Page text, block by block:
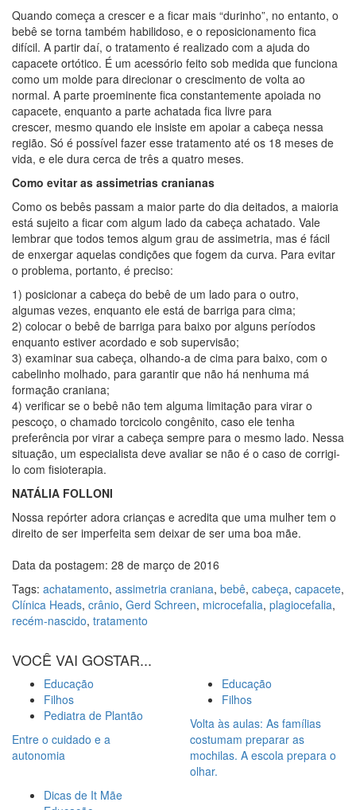
Quando começa a crescer e a ficar mais “durinho”, no entanto, o
bebê se torna também habilidoso, e o reposicionamento fica
difícil. A partir daí, o tratamento é realizado com a ajuda do
capacete ortótico. É um acessório feito sob medida que funciona
como um molde para direcionar o crescimento de volta ao
normal. A parte proeminente fica constantemente apoiada no
capacete, enquanto a parte achatada fica livre para
crescer, mesmo quando ele insiste em apoiar a cabeça nessa
região. Só é possível fazer esse tratamento até os 18 meses de
vida, e ele dura cerca de três a quatro meses.
Como evitar as assimetrias cranianas
Como os bebês passam a maior parte do dia deitados, a maioria
está sujeito a ficar com algum lado da cabeça achatado. Vale
lembrar que todos temos algum grau de assimetria, mas é fácil
de enxergar aquelas condições que fogem da curva. Para evitar
o problema, portanto, é preciso:
1) posicionar a cabeça do bebê de um lado para o outro,
algumas vezes, enquanto ele está de barriga para cima;
2) colocar o bebê de barriga para baixo por alguns períodos
enquanto estiver acordado e sob supervisão;
3) examinar sua cabeça, olhando-a de cima para baixo, com o
cabelinho molhado, para garantir que não há nenhuma má
formação craniana;
4) verificar se o bebê não tem alguma limitação para virar o
pescoço, o chamado torcicolo congênito, caso ele tenha
preferência por virar a cabeça sempre para o mesmo lado. Nessa
situação, um especialista deve avaliar se não é o caso de corrigi-
lo com fisioterapia.
NATÁLIA FOLLONI
Nossa repórter adora crianças e acredita que uma mulher tem o
direito de ser imperfeita sem deixar de ser uma boa mãe.
Data da postagem: 28 de março de 2016
Tags: achatamento, assimetria craniana, bebê, cabeça, capacete,
Clínica Heads, crânio, Gerd Schreen, microcefalia, plagiocefalia,
recém-nascido, tratamento
VOCÊ VAI GOSTAR...
Educação
Filhos
Pediatra de Plantão
Entre o cuidado e a
autonomia
Educação
Filhos
Volta às aulas: As famílias
costumam preparar as
mochilas. A escola prepara o
olhar.
Dicas de It Mãe